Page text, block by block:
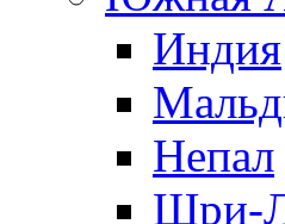
Индия
Непал
Шри-